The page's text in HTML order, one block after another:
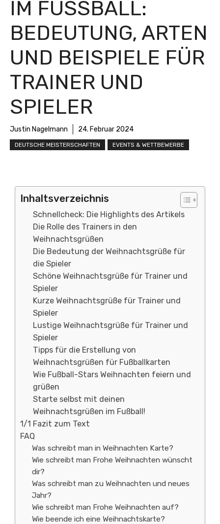
M FUSSBALL: BE
DEUTUNG, ARTEN UN
D BEISPIELE FÜR TR
AINER UND SP
IELER
Justin Nagelmann 24. Februar 2024
DEUTSCHE MEISTERSCHAFTEN EVENTS & WETTBEWERBE
Inhaltsverzeichnis
Schnellcheck: Die Highlights des Artikels
Die Rolle des Trainers in den
Weihnachtsgrüßen
Die Bedeutung der Weihnachtsgrüße für
die Spieler
Schöne Weihnachtsgrüße für Trainer und
Spieler
Kurze Weihnachtsgrüße für Trainer und
Spieler
Lustige Weihnachtsgrüße für Trainer und
Spieler
Tipps für die Erstellung von
Weihnachtsgrüßen für Fußballkarten
Wie Fußball-Stars Weihnachten feiern und
grüßen
Starte selbst mit deinen
Weihnachtsgrüßen im Fußball!
1/1 Fazit zum Text
FAQ
Was schreibt man in Weihnachten Karte?
Wie schreibt man Frohe Weihnachten wünscht
dir?
Was schreibt man zu Weihnachten und neues
Jahr?
Wie schreibt man Frohe Weihnachten auf?
Wie beende ich eine Weihnachtskarte?